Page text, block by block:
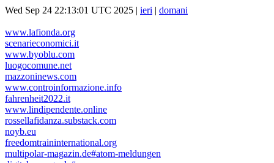
Wed Sep 24 22:13:01 UTC 2025 | ieri | domani
www.lafionda.org
scenarieconomici.it
www.byoblu.com
luogocomune.net
mazzoninews.com
www.controinformazione.info
fahrenheit2022.it
www.lindipendente.online
rossellafidanza.substack.com
noyb.eu
freedomtraininternational.org
multipolar-magazin.de#atom-meldungen